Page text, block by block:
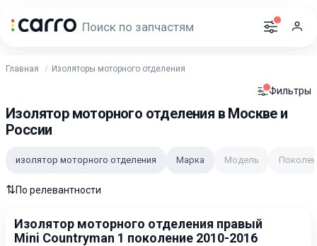
Главная Изоляторы моторного отделения
Фильтры
Изолятор моторного отделения в Москве и
России
изолятор моторного отделения Марка Модель
⇅По релевантности
Изолятор моторного отделения правый
Mini Countryman 1 поколение 2010-2016